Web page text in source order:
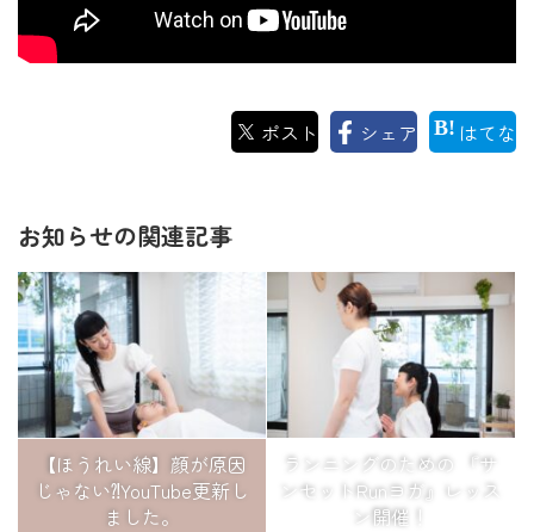
ポスト シェア はてな
お知らせの関連記事
【ほうれい線】顔が原因
じゃない⁈YouTube更新し
ました。
ランニングのための 『サ
ンセットRunヨガ』レッス
ン開催！